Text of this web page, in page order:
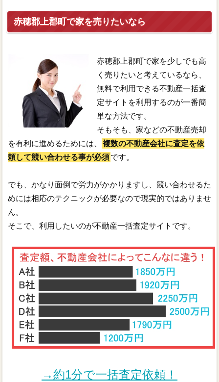
赤穂郡上郡町で家を売りたいなら
赤穂郡上郡町で家を少しでも高
く売りたいと考えているなら、
無料で利用できる不動産一括査
定サイトを利用するのが一番簡
単な方法です。
そもそも、家などの不動産売却
を有利に進めるためには、
複数の不動産会社に査定を依
頼して競い合わせる事が必須です。
でも、かなり面倒で労力がかかりますし、競い合わせるた
めには相応のテクニックが必要なので現実的ではありませ
ん。
そこで、利用したいのが不動産一括査定サイトです。
→約1分で一括査定依頼！